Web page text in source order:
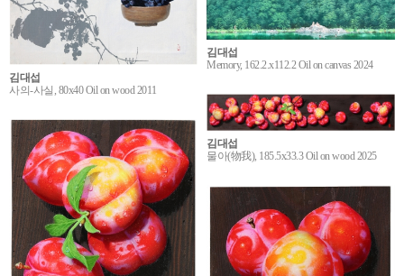
김대섭
Memory, 162.2.x112.2 Oil on canvas 2024
김대섭
사의-사실, 80x40 Oil on wood 2011
김대섭
물아(物我), 185.5x33.3 Oil on wood 2025